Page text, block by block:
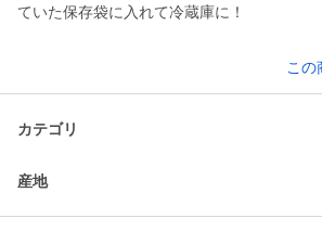
ていた保存袋に入れて冷蔵庫に！
この
カテゴリ
産地